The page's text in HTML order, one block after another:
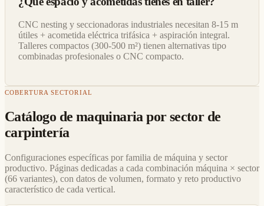
CNC nesting y seccionadoras industriales necesitan 8-15 m
útiles + acometida eléctrica trifásica + aspiración integral.
Talleres compactos (300-500 m²) tienen alternativas tipo
combinadas profesionales o CNC compacto.
COBERTURA SECTORIAL
Catálogo de maquinaria por sector de
carpintería
Configuraciones específicas por familia de máquina y sector
productivo. Páginas dedicadas a cada combinación máquina × sector
(66 variantes), con datos de volumen, formato y reto productivo
característico de cada vertical.